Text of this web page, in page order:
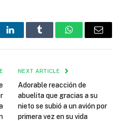
LinkedInTumblr WhatsAppEmail
NEXT ARTICLE
Adorable reacción de
abuelita que gracias a su
nieto se subió a un avión por
primera vez en su vida